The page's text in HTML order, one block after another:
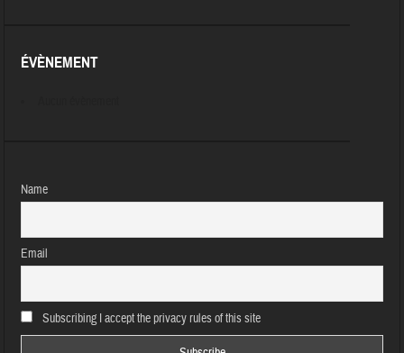
ÉVÈNEMENT
Name
Email
Subscribing I accept the privacy rules of this site